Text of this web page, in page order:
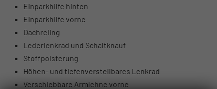
Einparkhilfe hinten
Einparkhilfe vorne
Dachreling
Lederlenkrad und Schaltknauf
Stoffpolsterung
Höhen- und tiefenverstellbares Lenkrad
Verschiebbare Armlehne vorne